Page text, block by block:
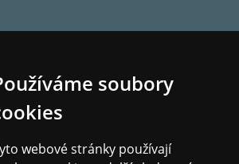
soubory
webové stránky používají
THE PEARL MYUKI